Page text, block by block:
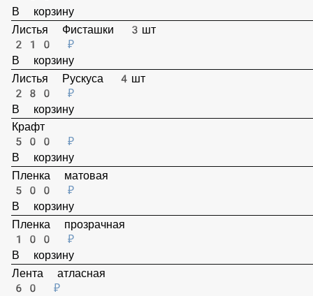
В корзину
Листья Фисташки 3шт
210 ₽
В корзину
Листья Рускуса 4шт
280 ₽
В корзину
Крафт
500 ₽
В корзину
Пленка матовая
500 ₽
В корзину